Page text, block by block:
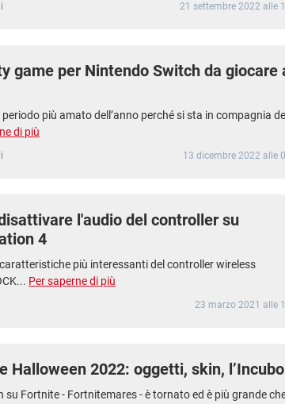
21 settembre 2022 alle
game per Nintendo Switch da giocare
periodo più amato dell’anno perché si sta in compagnia
di più
13 dicembre 2022 alle
l'audio del controller su
4
più interessanti del controller wireless
Per saperne di più
23 marzo 2021 alle
Halloween 2022: oggetti, skin, l’Incubo
su Fortnite - Fortnitemares - è tornato ed è più grande